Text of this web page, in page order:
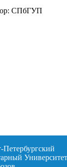
СПбГУП